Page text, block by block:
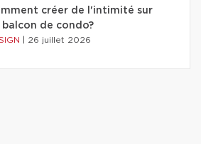
créer de l'intimité sur
balcon de condo?
26 juillet 2026